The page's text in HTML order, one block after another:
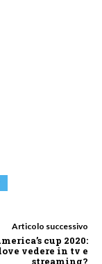
Articolo successivo
cup 2020:
vedere in tv e
streaming?